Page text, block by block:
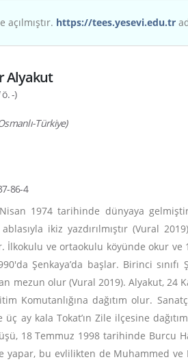
açılmıştır. https://tees.yesevi.edu.tr
Alyakut
-)
Türkiye)
86-4
1974 tarihinde dünyaya
ikiz yazdırılmıştır (Vural
İlkokulu ve ortaokulu köyünde okur
Şenkaya’da başlar. Birinci sınıfı
olur (Vural 2019). Alyakut, 24
Komutanlığına dağıtım olur.
kala Tokat’ın Zile ilçesine
18 Temmuz 1998 tarihinde Burcu
bu evlilikten de Muhammed